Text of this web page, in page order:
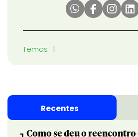
Temas
Recentes
Como se deu o